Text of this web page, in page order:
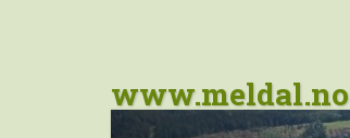
www.meldal.no